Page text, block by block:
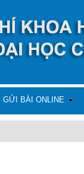
GỬI BÀI ONLINE